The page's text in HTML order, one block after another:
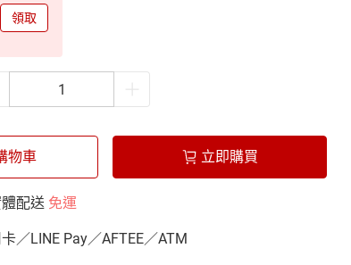
領取
物車 立即購買
配送 免運
／LINE Pay／AFTEE／ATM